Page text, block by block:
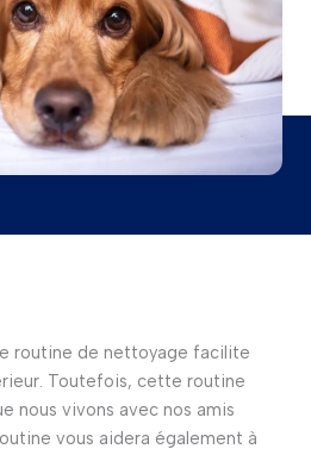
routine de nettoyage facilite
Toutefois, cette routine
nous vivons avec nos amis
vous aidera également à